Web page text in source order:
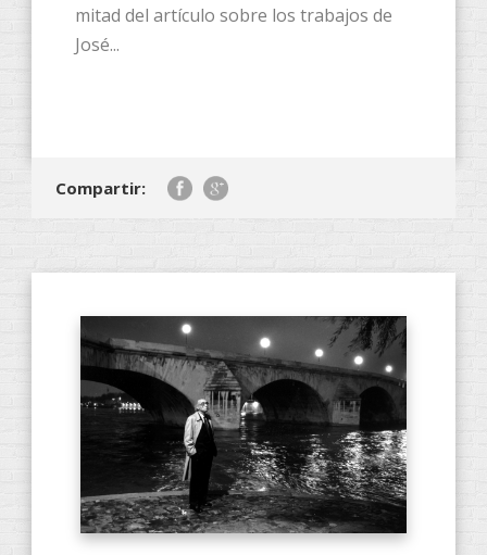
mitad del artículo sobre los trabajos de
José...
Compartir: